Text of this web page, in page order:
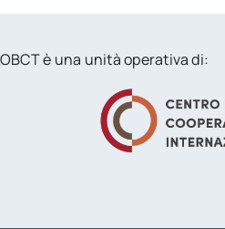
OBCT è una unità operativa di: